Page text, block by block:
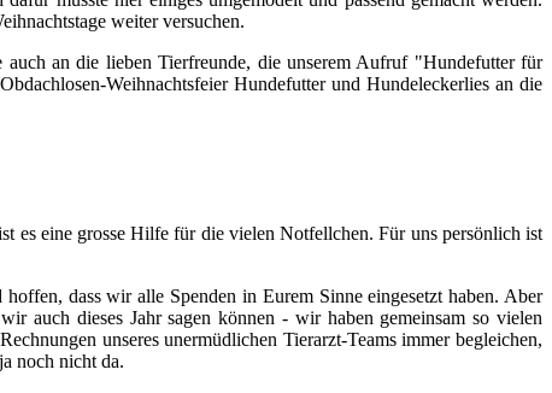
weiter versuchen.
auch an die lieben Tierfreunde, die unserem Aufruf "Hundefutter für
Weihnachtsfeier Hundefutter und Hundeleckerlies an die
es eine grosse Hilfe für die vielen Notfellchen. Für uns persönlich ist
hoffen, dass wir alle Spenden in Eurem Sinne eingesetzt haben. Aber
auch dieses Jahr sagen können - wir haben gemeinsam so vielen
unseres unermüdlichen Tierarzt-Teams immer begleichen,
noch nicht da.